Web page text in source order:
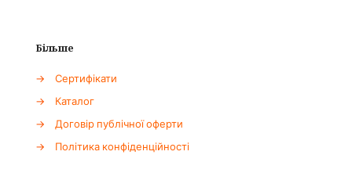
Більше
→
Сертифікати
→
Каталог
→
Договір публічної оферти
→
Політика конфіденційності